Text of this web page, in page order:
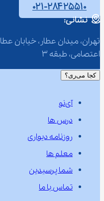
۰۲۱-۲۸۴۲۵۵۱۰
نشانی:
اعتصامی، طبقه 3
کجا می‌ری؟
آی‌نو
درس ها
روزنامه دیواری
معلم ها
شما پرسیدین
تماس با ما